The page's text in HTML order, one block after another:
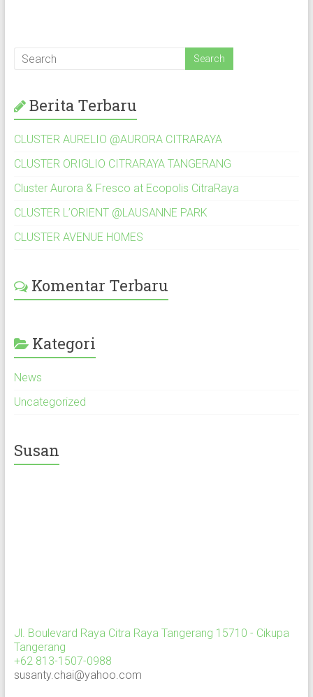
Berita Terbaru
CLUSTER AURELIO @AURORA CITRARAYA
CLUSTER ORIGLIO CITRARAYA TANGERANG
Cluster Aurora & Fresco at Ecopolis CitraRaya
CLUSTER L’ORIENT @LAUSANNE PARK
CLUSTER AVENUE HOMES
Komentar Terbaru
Kategori
News
Uncategorized
Susan
Jl. Boulevard Raya Citra Raya Tangerang 15710 - Cikupa
Tangerang
+62 813-1507-0988
susanty.chai@yahoo.com